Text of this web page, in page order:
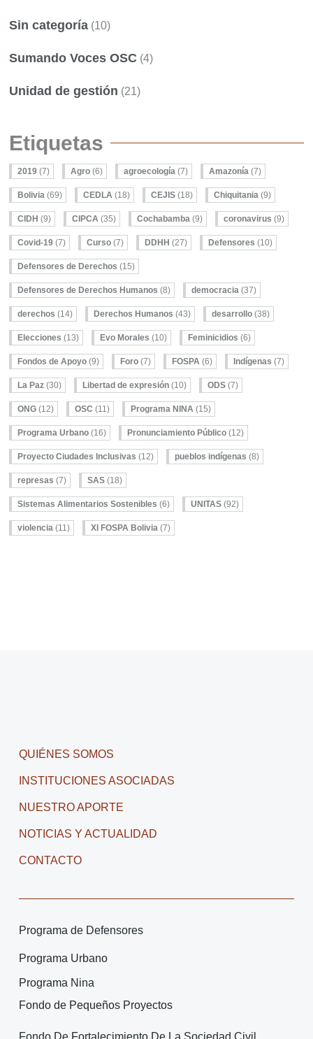
Sin categoría (10)
Sumando Voces OSC (4)
Unidad de gestión (21)
Etiquetas
2019 (7) Agro (6) agroecología (7) Amazonía (7)
Bolivia (69) CEDLA (18) CEJIS (18) Chiquitania (9)
CIDH (9) CIPCA (35) Cochabamba (9) coronavirus (9)
Covid-19 (7) Curso (7) DDHH (27) Defensores (10)
Defensores de Derechos (15)
Defensores de Derechos Humanos (8) democracia (37)
derechos (14) Derechos Humanos (43) desarrollo (38)
Elecciones (13) Evo Morales (10) Feminicidios (6)
Fondos de Apoyo (9) Foro (7) FOSPA (6) Indígenas (7)
La Paz (30) Libertad de expresión (10) ODS (7)
ONG (12) OSC (11) Programa NINA (15)
Programa Urbano (16) Pronunciamiento Público (12)
Proyecto Ciudades Inclusivas (12) pueblos indígenas (8)
represas (7) SAS (18)
Sistemas Alimentarios Sostenibles (6) UNITAS (92)
violencia (11) XI FOSPA Bolivia (7)
QUIÉNES SOMOS
INSTITUCIONES ASOCIADAS
NUESTRO APORTE
NOTICIAS Y ACTUALIDAD
CONTACTO
Programa de Defensores
Programa Urbano
Programa Nina
Fondo de Pequeños Proyectos
Fondo De Fortalecimiento De La Sociedad Civil